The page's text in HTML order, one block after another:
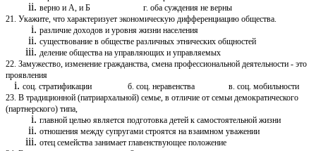
верно и А, и Б г. оба суждения не верны
21. Укажите, что характеризует экономическую дифференциацию общества.
различие доходов и уровня жизни населения
существование в обществе различных этнических общностей
деление общества на управляющих и управляемых
22. Замужество, изменение гражданства, смена профессиональной деятельности - это
проявления
соц. стратификации б. соц. неравенства в. соц. мобильности
23. В традиционной (патриархальной) семье, в отличие от семьи демократического
(партнерского) типа,
главной целью является подготовка детей к самостоятельной жизни
отношения между супругами строятся на взаимном уважении
отец семейства занимает главенствующее положение